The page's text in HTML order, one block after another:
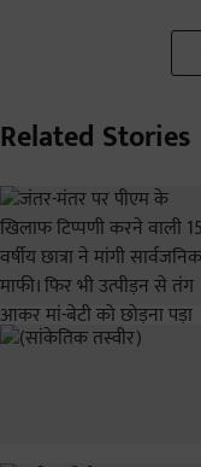
Related Stories